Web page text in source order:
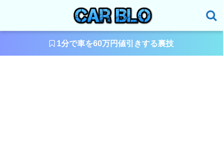
1分で車を60万円値引きする裏技